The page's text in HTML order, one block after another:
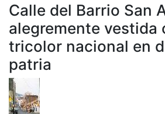
Calle del Barrio San
alegremente vestida
tricolor nacional en
patria